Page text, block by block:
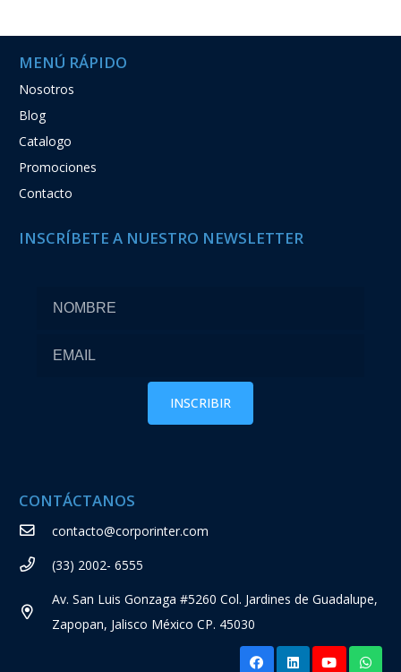
MENÚ RÁPIDO
Nosotros
Blog
Catalogo
Promociones
Contacto
INSCRÍBETE A NUESTRO NEWSLETTER
CONTÁCTANOS
contacto@corporinter.com
(33) 2002- 6555
Av. San Luis Gonzaga #5260 Col. Jardines de Guadalupe,
Zapopan, Jalisco México CP. 45030